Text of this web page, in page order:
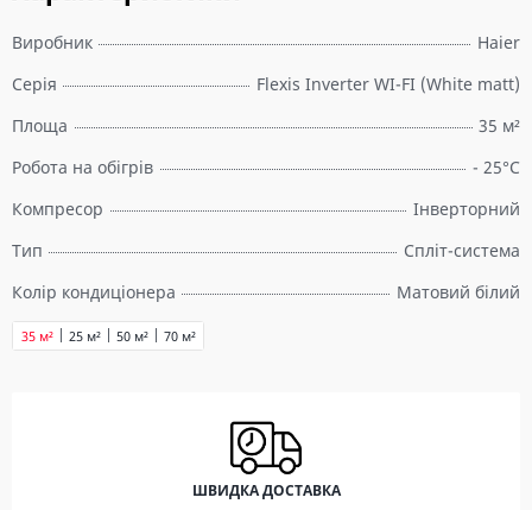
Виробник
Haier
Серія
Flexis Inverter WI-FI (White matt)
Площа
35 м²
Робота на обігрів
- 25°C
Компресор
Інверторний
Тип
Спліт-система
Колір кондиціонера
Матовий білий
25 м²
35 м² 50 м² 70 м²
ШВИДКА ДОСТАВКА